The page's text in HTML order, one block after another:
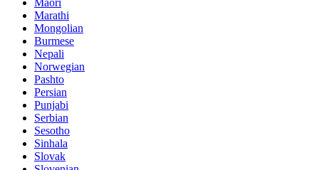
Marathi
Mongolian
Burmese
Nepali
Norwegian
Pashto
Persian
Punjabi
Serbian
Sesotho
Sinhala
Slovak